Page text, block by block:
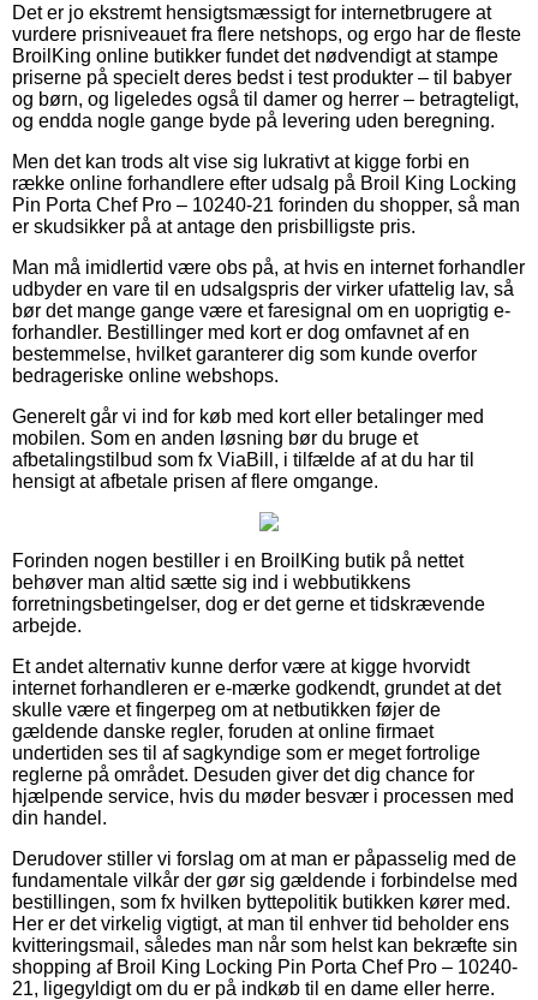
Det er jo ekstremt hensigtsmæssigt for internetbrugere at
vurdere prisniveauet fra flere netshops, og ergo har de fleste
BroilKing online butikker fundet det nødvendigt at stampe
priserne på specielt deres bedst i test produkter – til babyer
og børn, og ligeledes også til damer og herrer – betragteligt,
og endda nogle gange byde på levering uden beregning.
Men det kan trods alt vise sig lukrativt at kigge forbi en
række online forhandlere efter udsalg på Broil King Locking
Pin Porta Chef Pro – 10240-21 forinden du shopper, så man
er skudsikker på at antage den prisbilligste pris.
Man må imidlertid være obs på, at hvis en internet forhandler
udbyder en vare til en udsalgspris der virker ufattelig lav, så
bør det mange gange være et faresignal om en uoprigtig e-
forhandler. Bestillinger med kort er dog omfavnet af en
bestemmelse, hvilket garanterer dig som kunde overfor
bedrageriske online webshops.
Generelt går vi ind for køb med kort eller betalinger med
mobilen. Som en anden løsning bør du bruge et
afbetalingstilbud som fx ViaBill, i tilfælde af at du har til
hensigt at afbetale prisen af flere omgange.
Forinden nogen bestiller i en BroilKing butik på nettet
behøver man altid sætte sig ind i webbutikkens
forretningsbetingelser, dog er det gerne et tidskrævende
arbejde.
Et andet alternativ kunne derfor være at kigge hvorvidt
internet forhandleren er e-mærke godkendt, grundet at det
skulle være et fingerpeg om at netbutikken føjer de
gældende danske regler, foruden at online firmaet
undertiden ses til af sagkyndige som er meget fortrolige
reglerne på området. Desuden giver det dig chance for
hjælpende service, hvis du møder besvær i processen med
din handel.
Derudover stiller vi forslag om at man er påpasselig med de
fundamentale vilkår der gør sig gældende i forbindelse med
bestillingen, som fx hvilken byttepolitik butikken kører med.
Her er det virkelig vigtigt, at man til enhver tid beholder ens
kvitteringsmail, således man når som helst kan bekræfte sin
shopping af Broil King Locking Pin Porta Chef Pro – 10240-
21, ligegyldigt om du er på indkøb til en dame eller herre.